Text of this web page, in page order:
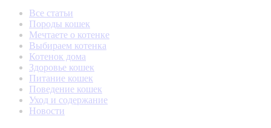
Все статьи
Породы кошек
Мечтаете о котенке
Выбираем котенка
Котенок дома
Здоровье кошек
Питание кошек
Поведение кошек
Уход и содержание
Новости